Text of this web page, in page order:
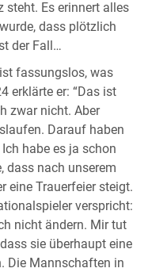
steht. Es erinnert alles
dass plötzlich
der Fall…
fassungslos, was
erklärte er: “Das ist
zwar nicht. Aber
Darauf haben
habe es ja schon
dass nach unserem
eine Trauerfeier steigt.
verspricht:
nicht ändern. Mir tut
sie überhaupt eine
Die Mannschaften in